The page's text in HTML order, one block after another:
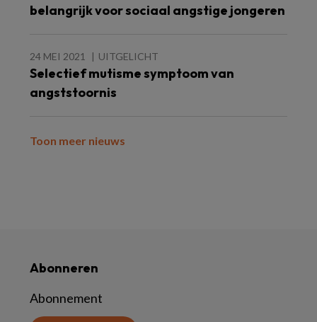
belangrijk voor sociaal angstige jongeren
24 MEI 2021 UITGELICHT
Selectief mutisme symptoom van
angststoornis
Toon meer nieuws
Abonneren
Abonnement